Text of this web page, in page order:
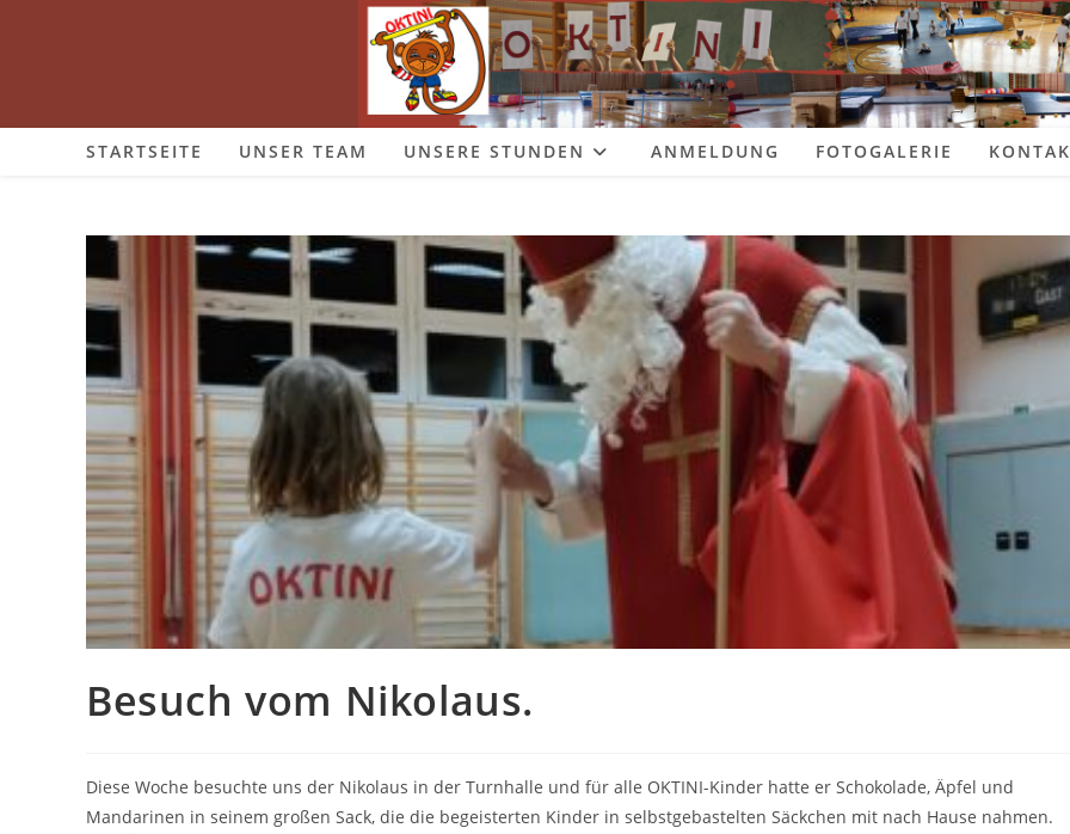
STARTSEITE UNSER TEAM UNSERE STUNDEN ANMELDUNG FOTOGALERIE
Besuch vom Nikolaus.
Diese Woche besuchte uns der Nikolaus in der Turnhalle und für alle OKTINI-Kinder hatte er Schokolade, Äpfel und
Mandarinen in seinem großen Sack, die die begeisterten Kinder in selbstgebastelten Säckchen mit nach Hause nahmen.